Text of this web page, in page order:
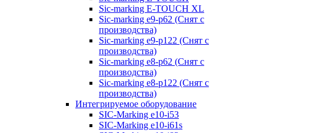
Sic-marking E-TOUCH XL
Sic-marking e9-p62 (Снят с
производства)
Sic-marking e9-p122 (Снят с
производства)
Sic-marking e8-p62 (Снят с
производства)
Sic-marking e8-p122 (Снят с
производства)
Интегрируемое оборудование
SIC-Marking e10-i53
SIC-Marking e10-i61s